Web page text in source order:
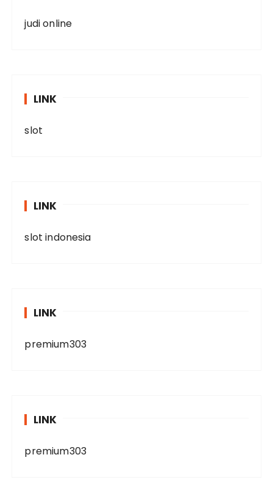
judi online
LINK
slot
LINK
slot indonesia
LINK
premium303
LINK
premium303